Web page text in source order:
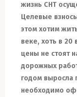
жизнь СНТ
Целевые
этом хотим
веке, хоть в 20
цены не стоят
дорожных
годом выросла
необходимо